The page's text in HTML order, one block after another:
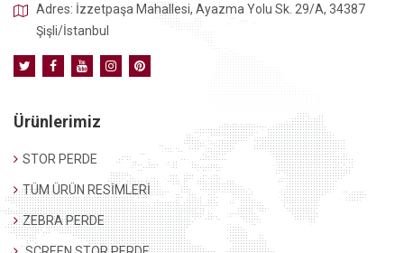
Adres: İzzetpaşa Mahallesi, Ayazma Yolu Sk. 29/A, 34387
Şişli/İstanbul
Ürünlerimiz
STOR PERDE
TÜM ÜRÜN RESİMLERİ
ZEBRA PERDE